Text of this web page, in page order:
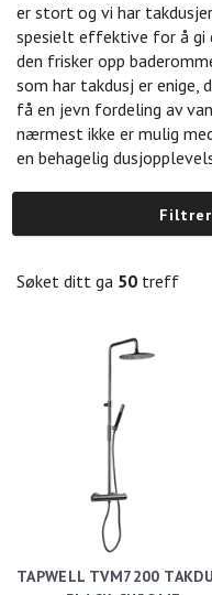
er stort og vi har
spesielt effektive for å gi
den frisker opp
som har takdusj er
få en jevn fordeling av
nærmest ikke er mulig
en behagelig
Søket ditt ga 50 treff
TAPWELL TVM7200